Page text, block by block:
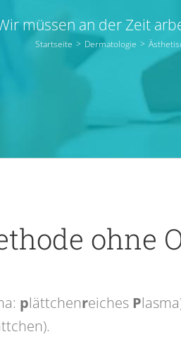
müssen an der Zeit
Startseite > Dermatologie >
ohne
plättchenreiches P